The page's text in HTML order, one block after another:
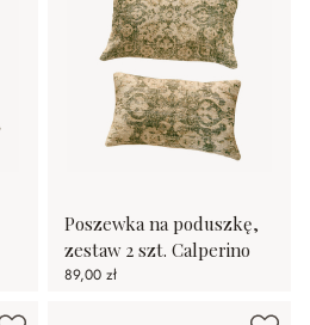
Poszewka na poduszkę,
zestaw 2 szt. Calperino
89,00 zł